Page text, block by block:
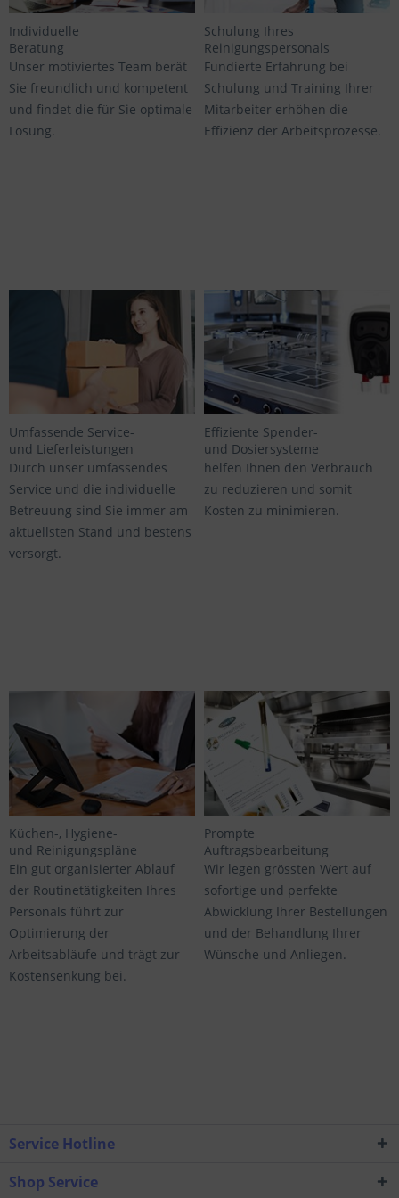
Prompte
Auftragsbearbeitung
Wir legen grössten Wert auf
sofortige und perfekte
Abwicklung Ihrer Bestellungen
und der Behandlung Ihrer
Wünsche und Anliegen.
Küchen-, Hygiene-
und Reinigungspläne
Ein gut organisierter Ablauf
der Routinetätigkeiten Ihres
Personals führt zur
Optimierung der
Arbeitsabläufe und trägt zur
Kostensenkung bei.
Individuelle
Beratung
Unser motiviertes Team berät
Sie freundlich und kompetent
und findet die für Sie optimale
Lösung.
Schulung Ihres
Reinigungspersonals
Fundierte Erfahrung bei
Schulung und Training Ihrer
Mitarbeiter erhöhen die
Effizienz der Arbeitsprozesse.
Umfassende Service-
und Lieferleistungen
Durch unser umfassendes
Service und die individuelle
Betreuung sind Sie immer am
aktuellsten Stand und bestens
versorgt.
Effiziente Spender-
und Dosiersysteme
helfen Ihnen den Verbrauch
zu reduzieren und somit
Kosten zu minimieren.
Service Hotline
Shop Service